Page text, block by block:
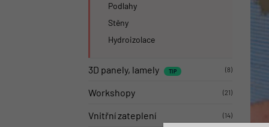
Podlahy
Stěny
Hydroizolace
3D panely, lamely (8)
Workshopy (21)
Vnitřní zateplení (14)